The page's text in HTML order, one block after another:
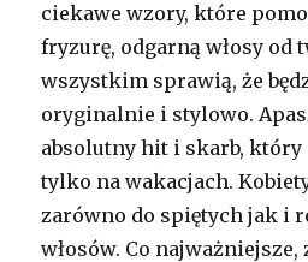
ciekawe wzory, które
fryzurę, odgarną włosy od
wszystkim sprawią, że
oryginalnie i stylowo.
absolutny hit i skarb, który
tylko na wakacjach.
zarówno do spiętych jak i
włosów. Co